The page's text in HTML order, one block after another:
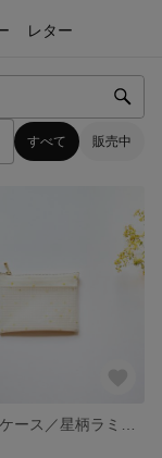
レター
すべて 販売中